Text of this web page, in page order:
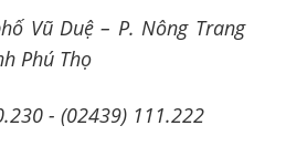
Vũ Duệ – P. Nông Trang
Phú Thọ
- (02439) 111.222